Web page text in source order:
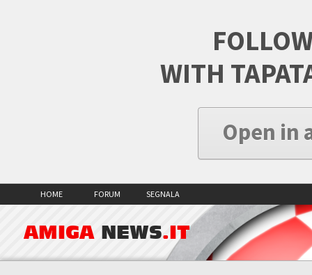
WITH
Open in
HOME FORUM SEGNALA
AMIGA NEWS.IT